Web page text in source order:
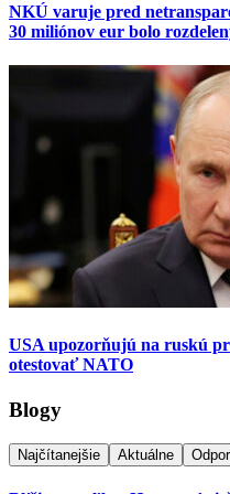
NKÚ varuje pred
30 miliónov eur bolo
USA upozorňujú na ruskú
otestovať NATO
Blogy
Najčítanejšie Aktuálne